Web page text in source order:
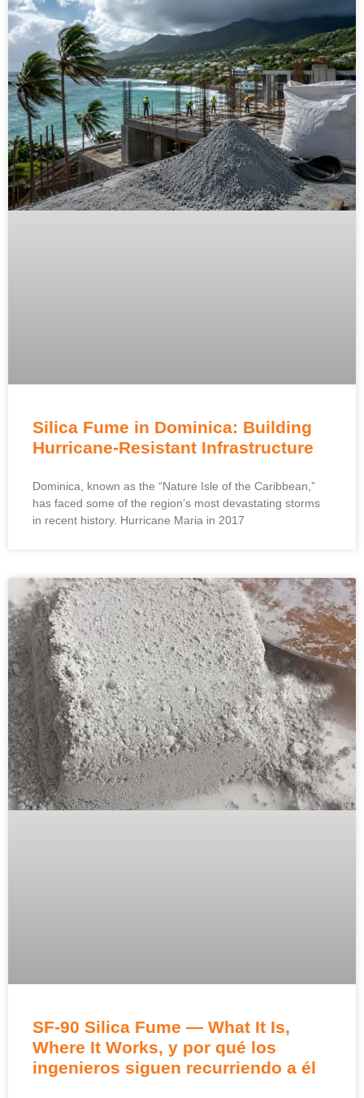
Silica Fume in Dominica: Building
Hurricane-Resistant Infrastructure
Dominica known as the “Nature Isle of the Caribbean ,”
has faced some of the region’s most devastating storms
in recent history. Hurricane Maria in 2017
SF-90 Silica Fume — What It Is,
Where It Works, y por qué los
ingenieros siguen recurriendo a él